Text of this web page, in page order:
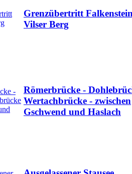
Grenzübertritt
Vilser Berg
Römerbrücke -
Wertachbrücke - zwischen
Gschwend und Haslach